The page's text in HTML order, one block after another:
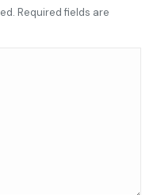
Required fields are